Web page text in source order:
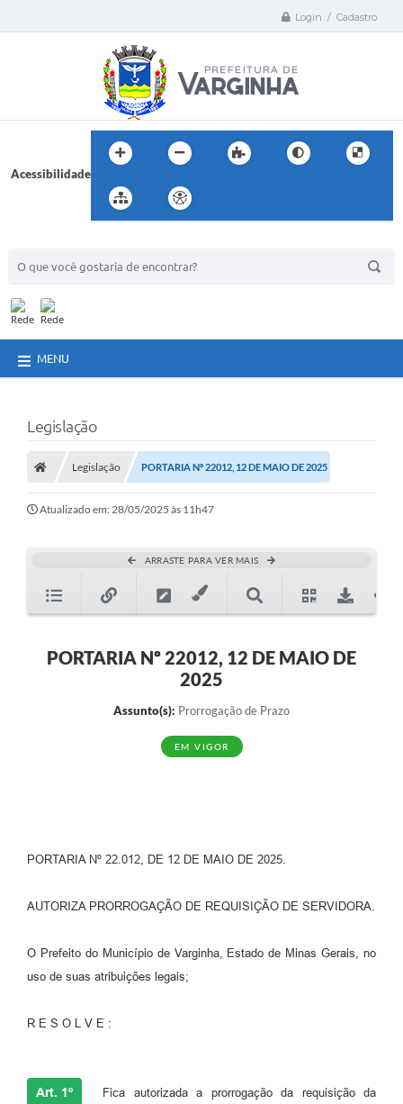
Login / Cadastro
Acessibilidade
MENU
Legislação
Legislação PORTARIA Nº 22012, 12 DE MAIO DE 2025
Atualizado em: 28/05/2025 às 11h47
ARRASTE PARA VER MAIS
PORTARIA Nº 22012, 12 DE MAIO DE
2025
Assunto(s): Prorrogação de Prazo
EM VIGOR
PORTARIA Nº 22.012, DE 12 DE MAIO DE 2025.
AUTORIZA PRORROGAÇÃO DE REQUISIÇÃO DE SERVIDORA.
O Prefeito do Município de Varginha, Estado de Minas Gerais, no
uso de suas atribuições legais;
R E S O L V E :
Art. 1º Fica autorizada a prorrogação da requisição da